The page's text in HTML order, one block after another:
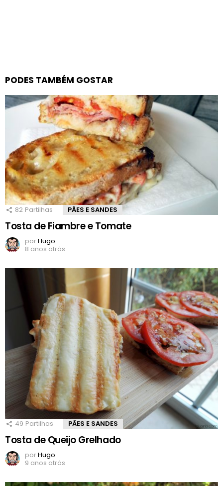
PODES TAMBÉM GOSTAR
82 Partilhas PÃES E SANDES
Tosta de Fiambre e Tomate
porHugo
8 anos atrás
49 Partilhas PÃES E SANDES
Tosta de Queijo Grelhado
porHugo
9 anos atrás